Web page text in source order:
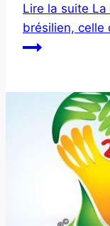
Lire la suite La
brésilien, celle